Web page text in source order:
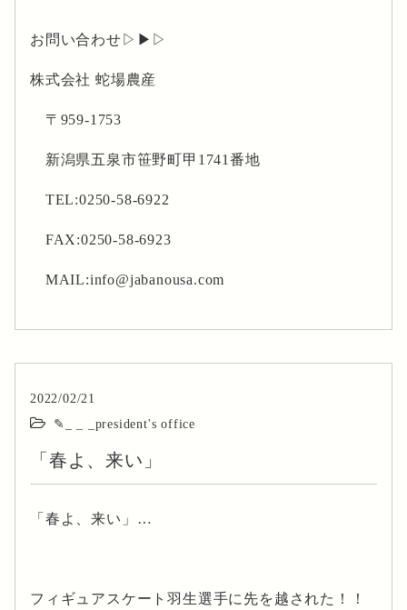
お問い合わせ▷▶▷
株式会社 蛇場農産
〒959-1753
新潟県五泉市笹野町甲1741番地
TEL:0250-58-6922
FAX:0250-58-6923
MAIL:info@jabanousa.com
2022/02/21
✎_ _ _president's office
「春よ、来い」
「春よ、来い」…
フィギュアスケート羽生選手に先を越された！！